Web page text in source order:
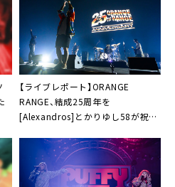
【ライブレポート】ORANGE
RANGE、結成25周年を
[Alexandros]とかりゆし58が祝福